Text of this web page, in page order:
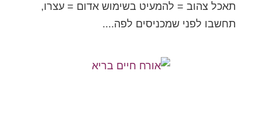
תאכל צהוב = להמעיט בשימוש אדום = עצרו,
תחשבו לפני שמכניסים לפה....